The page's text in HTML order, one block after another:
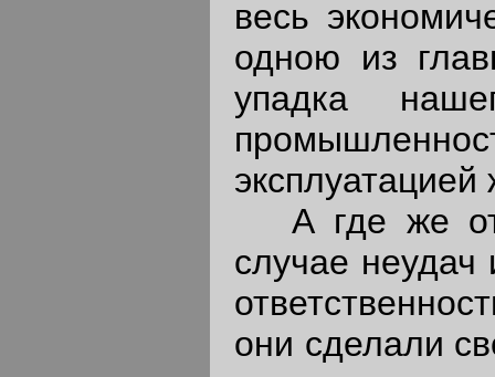
весь
одною из
упадка
А где же
случае
они сделали